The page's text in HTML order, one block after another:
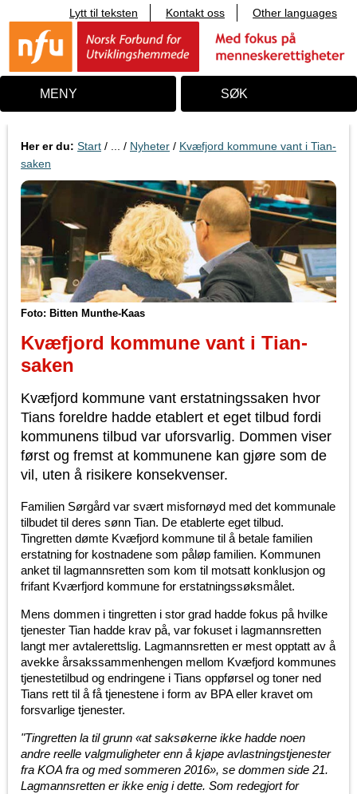
i
n
o
Lytt til teksten Kontakt oss Other languages
MENY SØK
Her er du: Start / ... / Nyheter / Kvæfjord kommune vant i Tian-
saken
Foto: Bitten Munthe-Kaas
Kvæfjord kommune vant i Tian-
saken
Kvæfjord kommune vant erstatningssaken hvor
Tians foreldre hadde etablert et eget tilbud fordi
kommunens tilbud var uforsvarlig. Dommen viser
først og fremst at kommunene kan gjøre som de
vil, uten å risikere konsekvenser.
Familien Sørgård var svært misfornøyd med det kommunale
tilbudet til deres sønn Tian. De etablerte eget tilbud.
Tingretten dømte Kvæfjord kommune til å betale familien
erstatning for kostnadene som påløp familien. Kommunen
anket til lagmannsretten som kom til motsatt konklusjon og
frifant Kværfjord kommune for erstatningssøksmålet.
Mens dommen i tingretten i stor grad hadde fokus på hvilke
tjenester Tian hadde krav på, var fokuset i lagmannsretten
langt mer avtalerettslig. Lagmannsretten er mest opptatt av å
avekke årsakssammenhengen mellom Kvæfjord kommunes
tjenestetilbud og endringene i Tians oppførsel og toner ned
Tians rett til å få tjenestene i form av BPA eller kravet om
forsvarlige tjenester.
"Tingretten la til grunn «at saksøkerne ikke hadde noen
andre reelle valgmuligheter enn å kjøpe avlastningstjenester
fra KOA fra og med sommeren 2016», se dommen side 21.
Lagmannsretten er ikke enig i dette. Som redegjort for